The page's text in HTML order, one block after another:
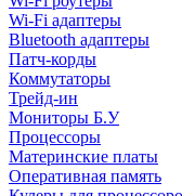
Wi-Fi адаптеры
Bluetooth адаптеры
Патч-корды
Коммутаторы
Трейд-ин
Мониторы Б.У
Процессоры
Материнские платы
Оперативная память